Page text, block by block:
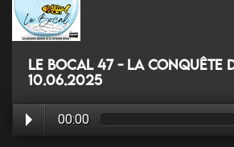
Le Bocal 47 - La conquête
10.06.2025
00:00